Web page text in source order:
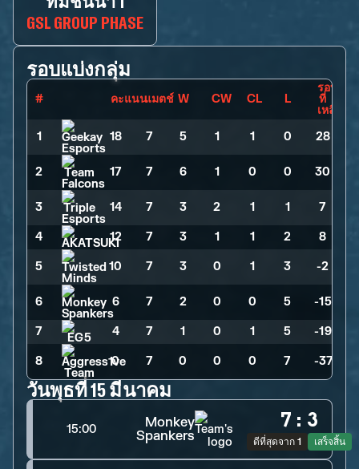
GSL GROUP PHASE
รอบแบ่งกลุ่ม
# คะแนนแมตช์ W CW CL L
รอบ
ที่
เหลือ
1
18 7 5 1 1 0 28
2 17 7 6 1 0 0 30
3 14 7 3 2 1 1 7
4 12 7 3 1 1 2 8
5 10 7 3 0 1 3 -2
6 6 7 2 0 0 5 -15
7 4 7 1 0 1 5 -19
8 0 7 0 0 0 7 -37
วันพุธที่ 15 มีนาคม
15:00
Monkey
Spankers
7 : 3
ดีที่สุดจาก 1 เสร็จสิ้น